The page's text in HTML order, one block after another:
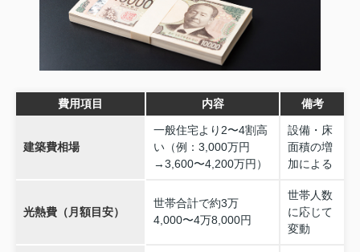
費用項目 内容 備考
建築費相場
一般住宅より2〜4割高
い（例：3,000万円
→3,600〜4,200万円）
設備・床
面積の増
加による
光熱費（月額目安）
世帯合計で約3万
4,000〜4万8,000円
世帯人数
に応じて
変動